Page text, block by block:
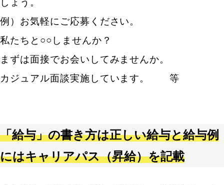
しょう。
例）お気軽にご応募ください。
私たちと○○しませんか？
まずは面接でお会いしてみませんか。
カジュアル面談実施しています。 等
「給与」の書き方は正しい給与と給与例
にはキャリアパス（昇給）を記載